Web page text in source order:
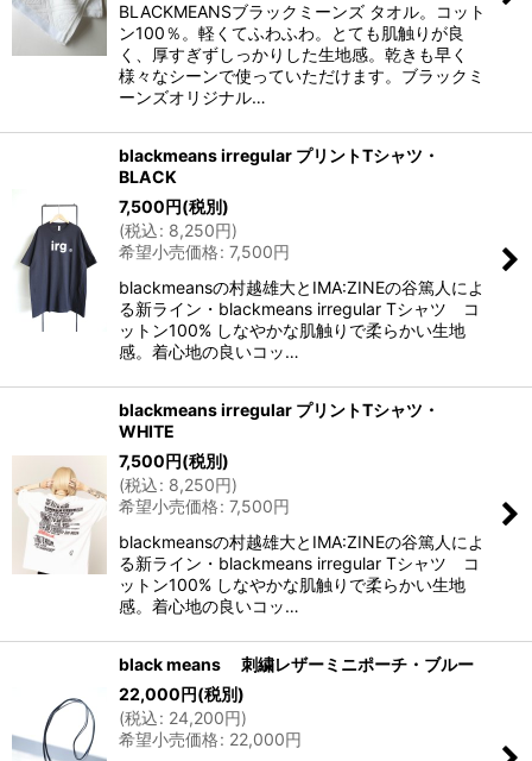
BLACKMEANSブラックミーンズ タオル。コット
ン100％。軽くてふわふわ。とても肌触りが良
く、厚すぎずしっかりした生地感。乾きも早く
様々なシーンで使っていただけます。ブラックミ
ーンズオリジナル…
blackmeans irregular プリントTシャツ・
BLACK
7,500円(税別)
(税込: 8,250円)
希望小売価格: 7,500円
blackmeansの村越雄大とIMA:ZINEの谷篤人によ
る新ライン・blackmeans irregular Tシャツ コ
ットン100% しなやかな肌触りで柔らかい生地
感。着心地の良いコッ…
blackmeans irregular プリントTシャツ・
WHITE
7,500円(税別)
(税込: 8,250円)
希望小売価格: 7,500円
blackmeansの村越雄大とIMA:ZINEの谷篤人によ
る新ライン・blackmeans irregular Tシャツ コ
ットン100% しなやかな肌触りで柔らかい生地
感。着心地の良いコッ…
black means 刺繍レザーミニポーチ・ブルー
22,000円(税別)
(税込: 24,200円)
希望小売価格: 22,000円